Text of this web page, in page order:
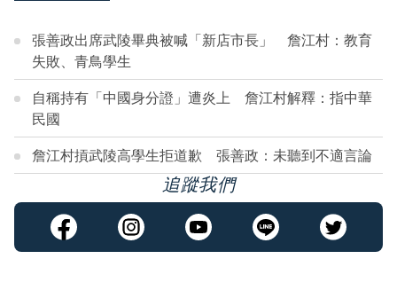
張善政出席武陵畢典被喊「新店市長」 詹江村：教育
失敗、青鳥學生
自稱持有「中國身分證」遭炎上 詹江村解釋：指中華
民國
詹江村摃武陵高學生拒道歉 張善政：未聽到不適言論
追蹤我們